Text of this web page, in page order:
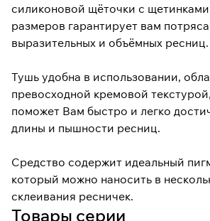
силиконовой щёточки с
размеров гарантирует вам
выразительных и объёмных ресниц.
Тушь удобна в использовании,
превосходной кремовой
поможет Вам быстро и легко
длины и пышности ресниц.
Средство содержит идеальный
который можно наносить в
склеивания ресничек.
Товары серии